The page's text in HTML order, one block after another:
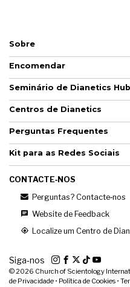
Sobre
Encomendar
Seminário de Dianetics
Centros de Dianetics
Perguntas Frequentes
Kit para as Redes Sociais
CONTACTE‑NOS
Perguntas? Contacte‑nos
Website de Feedback
Localize um Centro de
Siga‑nos
© 2026 Church of Scientology
de Privacidade • Política de Cookies •